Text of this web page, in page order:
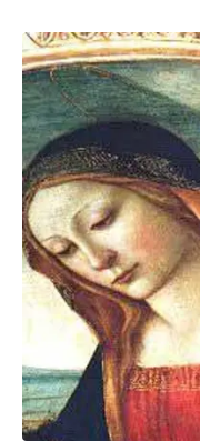
Lees meer over